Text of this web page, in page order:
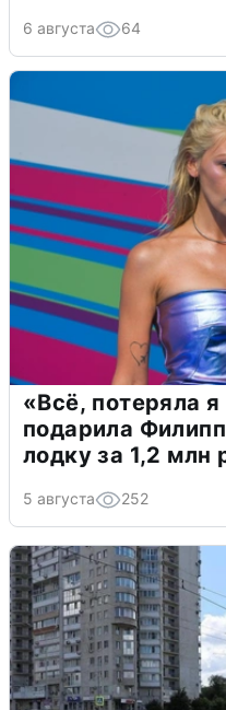
6 августа 64
«Всё, потеряла
подарила
лодку за 1,2 млн
5 августа 252